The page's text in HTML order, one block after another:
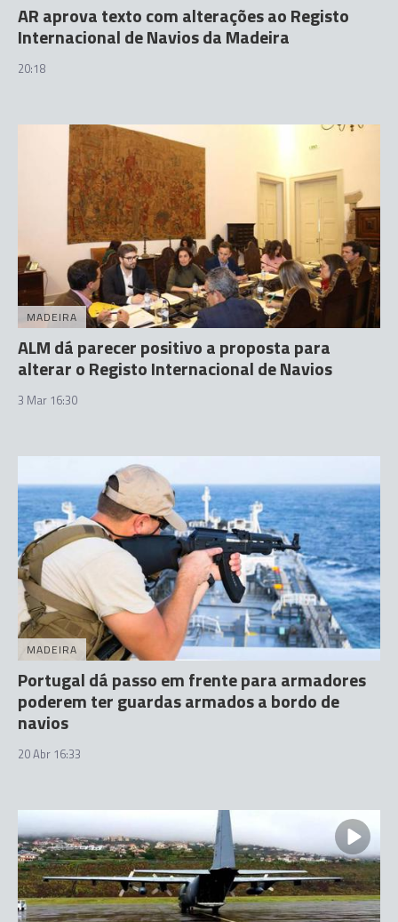
AR aprova texto com alterações ao Registo
Internacional de Navios da Madeira
20:18
MADEIRA
ALM dá parecer positivo a proposta para
alterar o Registo Internacional de Navios
3 Mar 16:30
MADEIRA
Portugal dá passo em frente para armadores
poderem ter guardas armados a bordo de
navios
20 Abr 16:33